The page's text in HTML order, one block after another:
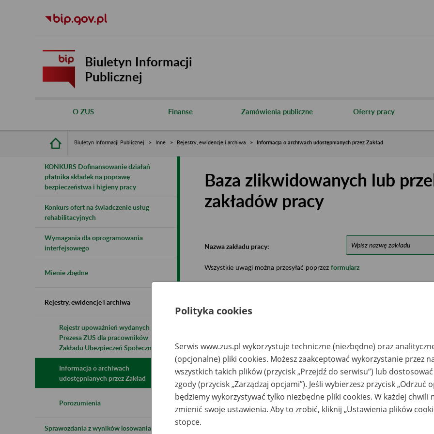
Biuletyn Informacji
Publicznej
O ZUS Finanse Zamówienia publiczne Oferty pracy
Biuletyn Informacji Publicznej Inne Rejestry, ewidencje i archiwa Informacja o archiwach udostępnianych przez Zakład
KONKURS Dofinansowanie działań
płatnika składek na poprawę
bezpieczeństwa i higieny pracy
Konkurs ofert na świadczenie usług
rehabilitacyjnych
Wymagania dla oprogramowania
interfejsowego
Mienie zbędne
Rejestry, ewidencje i archiwa
Rejestr upoważnień wydanych przez
Prezesa ZUS dla pracowników
Zakładu Ubezpieczeń Społecznych
Informacja o archiwach
udostępnianych przez Zakład
Porozumienia
Sprawozdania z wyników losowania do
Baza zlikwidowanych lub
zakładów pracy
Nazwa zakładu pracy:
Wszystkie uwagi można przesyłać poprzez formularz
zlikwidowanego
zakładu pracy
przechowywania
dokumentów
archiwum
państwowym
WERU POLSKA,
Warszawa ul.
Hoserów 21
Iron Mountain Polska
Spółka z o.o., ul.
Regulska 2, Reguły
k/Warszawy, 05-820
Piastów, tel. 48 785
1994-
Polityka cookies
Serwis www.zus.pl wykorzystuje techniczne (niezbędne) oraz
(opcjonalne) pliki cookies. Możesz zaakceptować wykorzystanie przez
wszystkich takich plików (przycisk „Przejdź do serwisu”) lub
zgody (przycisk „Zarządzaj opcjami”). Jeśli wybierzesz przycisk „Odrzuć
będziemy wykorzystywać tylko niezbędne pliki cookies. W każdej chwili
zmienić swoje ustawienia. Aby to zrobić, kliknij „Ustawienia plików
stopce.